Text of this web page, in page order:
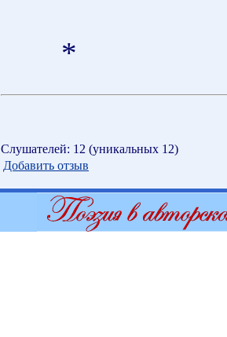
*
Слушателей: 12 (уникальных 12)
Добавить отзыв